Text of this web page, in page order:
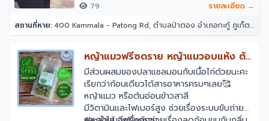
79
รายละเอียด →
สถานที่หาย: 400 Kammala - Patong Rd, ตำบลป่าตอง อำเภอกะทู้ ภูเก็ต 83150 โรงแรมอินโดจีนรีสอร์ท - ตาลิมารีสอร์ท
หญ้าแมวฟรีซดราย หญ้าแมวอบแห้ง ต้น
อ่อนข้าวสาลี
มีส่วนผสมของปลาแซลมอนกับเนื้อไก่ด้วยนะคะ
เรียกว่าก้อนเดียวได้สารอาหารครบๆเลย🥰
หญ้าแมว หรือต้นอ่อนข้าวสาลี
มีวิตามินและไฟเบอร์สูง ช่วยเรื่องระบบขับถ่าย